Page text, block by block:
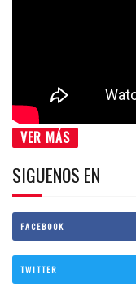
VER MÁS
SIGUENOS EN
FACEBOOK
TWITTER